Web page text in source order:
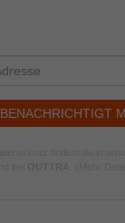
BENACHRICHTIGT